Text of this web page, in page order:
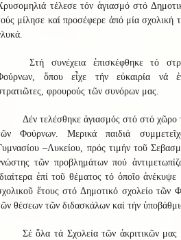
τέλεσε τόν ἁγιασμό στό
μίλησε καί προσέφερε ἀπό μία σχολική
Στή συνέχεια ἐπισκέφθηκε τό
ὅπου εἶχε τήν εὐκαιρία νά
φρουρούς τῶν συνόρων μας.
Δέν τελέσθηκε ἁγιασμός στό στό χῶρο
Φούρνων. Μερικά παιδιά
–Λυκείου, πρός τιμήν τοῦ
τῶν προβλημάτων πού
ἐπί τοῦ θέματος τό ὁποῖο
ἔτους στό Δημοτικό σχολείο τῶν
θέσεων τῶν διδασκάλων καί τήν
Σέ ὅλα τά Σχολεία τῶν ἀκριτικῶν